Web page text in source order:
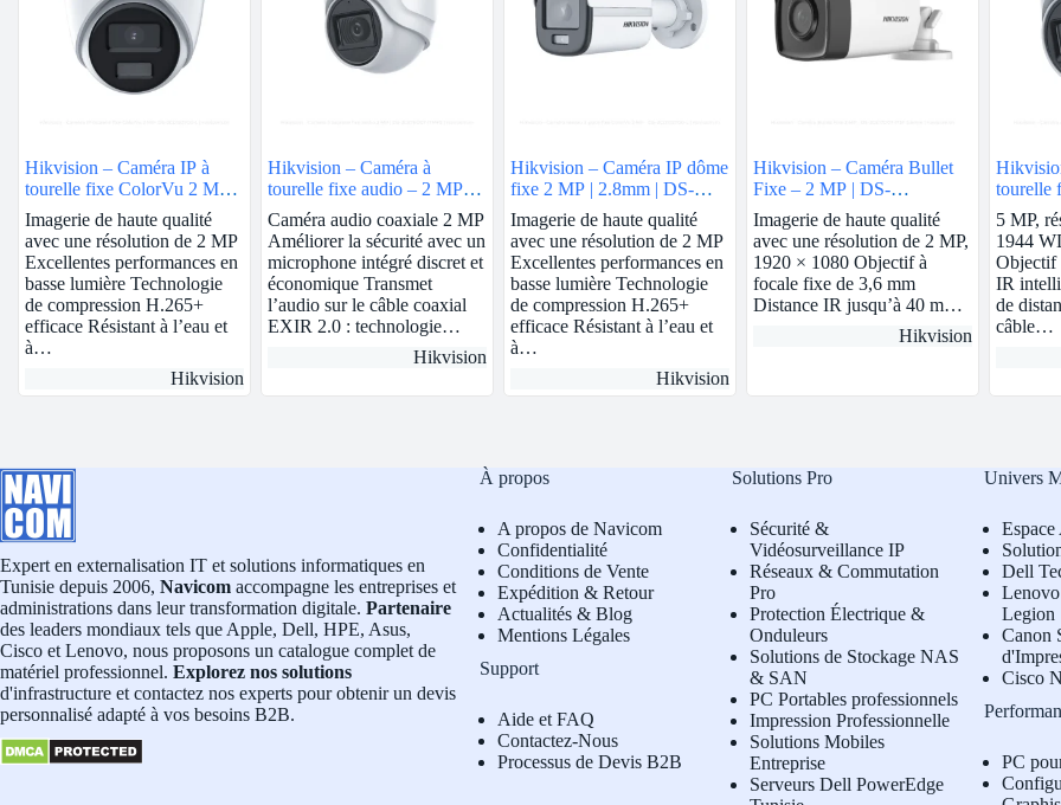
Hikvision – Caméra IP à
tourelle fixe ColorVu 2 MP |
2.8mm | DS-2CD1327G0-L
Imagerie de haute qualité
avec une résolution de 2 MP
Excellentes performances en
basse lumière Technologie
de compression H.265+
efficace Résistant à l’eau et
à…
Hikvision
Hikvision – Caméra à
tourelle fixe audio – 2 MP |
DS-2CE76D0T-ITMFS
Caméra audio coaxiale 2 MP
Améliorer la sécurité avec un
microphone intégré discret et
économique Transmet
l’audio sur le câble coaxial
EXIR 2.0 : technologie…
Hikvision
Hikvision – Caméra IP dôme
fixe 2 MP | 2.8mm | DS-
2CD1123G0E-I
Imagerie de haute qualité
avec une résolution de 2 MP
Excellentes performances en
basse lumière Technologie
de compression H.265+
efficace Résistant à l’eau et
à…
Hikvision
Hikvision – Caméra Bullet
Fixe – 2 MP | DS-
2CE17D0T-IT3F
Imagerie de haute qualité
avec une résolution de 2 MP,
1920 × 1080 Objectif à
focale fixe de 3,6 mm
Distance IR jusqu’à 40 m…
Hikvision
tourelle
DS-
5 MP,
1944
Objectif
IR
de
câble…
Expert en externalisation IT et solutions informatiques en
Tunisie depuis 2006, Navicom accompagne les entreprises et
administrations dans leur transformation digitale. Partenaire
des leaders mondiaux tels que Apple, Dell, HPE, Asus,
Cisco et Lenovo, nous proposons un catalogue complet de
matériel professionnel. Explorez nos solutions
d'infrastructure et contactez nos experts pour obtenir un devis
personnalisé adapté à vos besoins B2B.
À propos
A propos de Navicom
Confidentialité
Conditions de Vente
Expédition & Retour
Actualités & Blog
Mentions Légales
Support
Aide et FAQ
Contactez-Nous
Processus de Devis B2B
Solutions Pro
Sécurité &
Vidéosurveillance IP
Réseaux & Commutation
Pro
Protection Électrique &
Onduleurs
Solutions de Stockage NAS
& SAN
PC Portables professionnels
Impression Professionnelle
Solutions Mobiles
Entreprise
Serveurs Dell PowerEdge
Univers
Dell
L
Legion
Canon
Cisco
PC